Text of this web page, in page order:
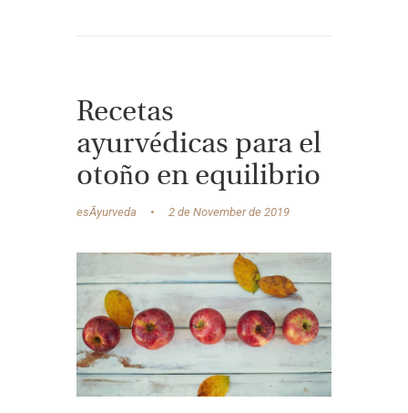
Recetas
ayurvédicas para el
otoño en equilibrio
esĀyurveda 2 de November de 2019